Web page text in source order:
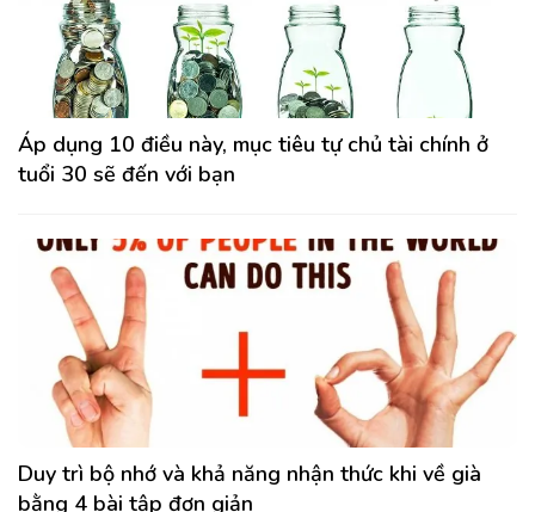
Áp dụng 10 điều này, mục tiêu tự chủ tài chính ở
tuổi 30 sẽ đến với bạn
Duy trì bộ nhớ và khả năng nhận thức khi về già
bằng 4 bài tập đơn giản